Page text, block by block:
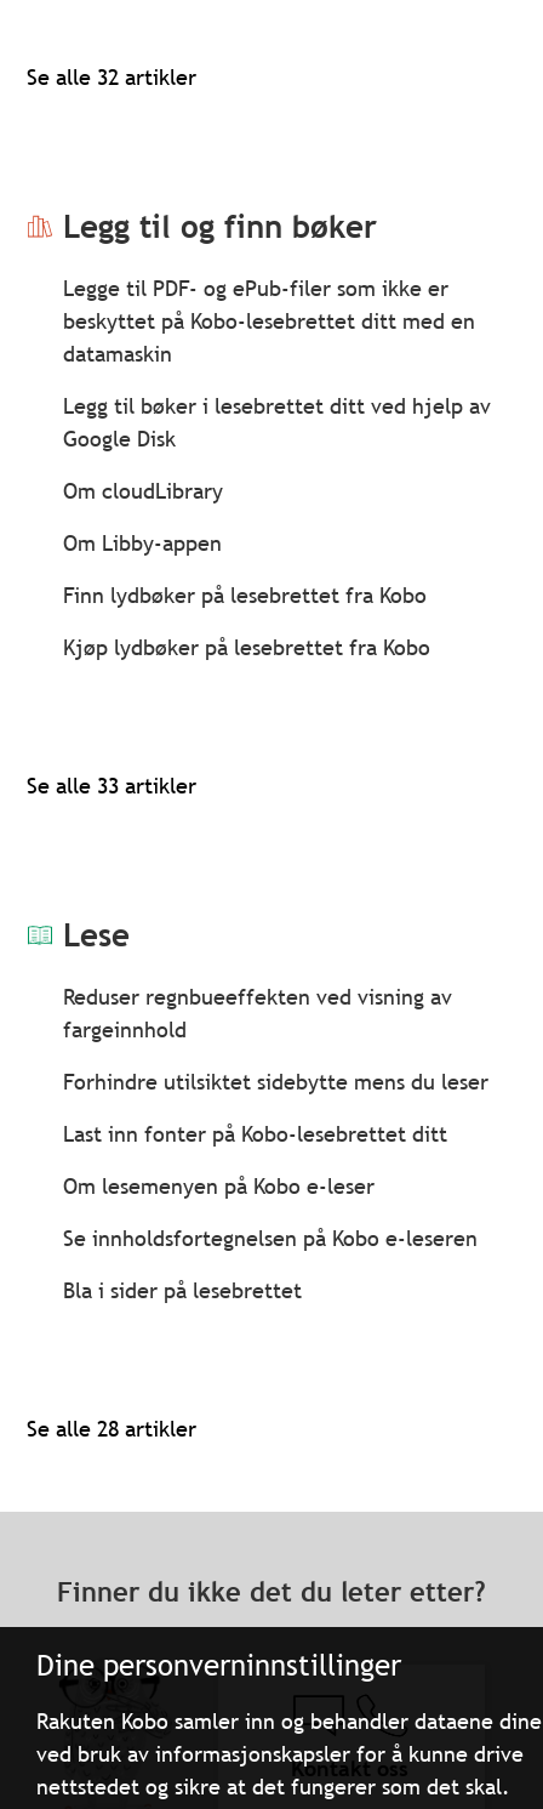
Dine personverninnstillinger
Rakuten Kobo samler inn og behandler dataene dine
ved bruk av informasjonskapsler for å kunne drive
nettstedet og sikre at det fungerer som det skal.
Se alle 32 artikler
Legg til og finn bøker
Legge til PDF- og ePub-filer som ikke er
beskyttet på Kobo-lesebrettet ditt med en
datamaskin
Legg til bøker i lesebrettet ditt ved hjelp av
Google Disk
Om cloudLibrary
Om Libby-appen
Finn lydbøker på lesebrettet fra Kobo
Kjøp lydbøker på lesebrettet fra Kobo
Se alle 33 artikler
Lese
Reduser regnbueeffekten ved visning av
fargeinnhold
Forhindre utilsiktet sidebytte mens du leser
Last inn fonter på Kobo-lesebrettet ditt
Om lesemenyen på Kobo e-leser
Se innholdsfortegnelsen på Kobo e-leseren
Bla i sider på lesebrettet
Se alle 28 artikler
Finner du ikke det du leter etter?
Kontakt oss